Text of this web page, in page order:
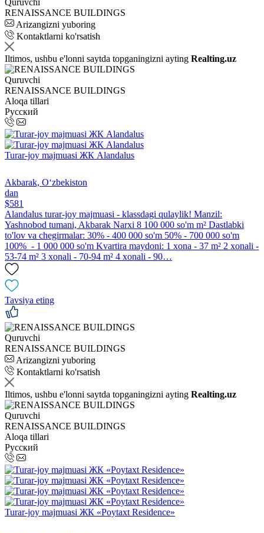
RENAISSANCE BUILDINGS
Arizangizni yuboring
Kontaktlarni ko'rsatish
Iltimos, ushbu e'lonni saytda topganingizni ayting Realting.uz
Quruvchi
RENAISSANCE BUILDINGS
Aloqa tillari
Русский
Turar-joy majmuasi ЖК Alandalus
Akbarak, Oʻzbekiston
dan
$581
Alandalus turar-joy majmuasi - klassdagi qulaylik! Manzil:
Yashnobod tumani, Akbarak Narxi 8 100 000 so'm m² Dastlabki
to'lov va chegirmalar: 30% - 400 000 so'm 50% - 700 000 so'm
100% - 1 000 000 so'm Kvartira maydoni: 1 xona - 37 m² 2 xonali -
53-74 m² 3 xonali - 70-94 m² 4 xonali - 90…
Tavsiya eting
Quruvchi
RENAISSANCE BUILDINGS
Arizangizni yuboring
Kontaktlarni ko'rsatish
Iltimos, ushbu e'lonni saytda topganingizni ayting Realting.uz
Quruvchi
RENAISSANCE BUILDINGS
Aloqa tillari
Русский
Turar-joy majmuasi ЖК «Poytaxt Residence»